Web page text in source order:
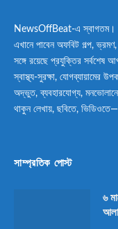
NewsOffBeat-এ স্বাগতম।
এখানে পাবেন অফবিট গল্প, ভ্রমণ,
সঙ্গে রয়েছে প্রযুক্তির সর্বশেষ
স্বাস্থ্য-সুরক্ষা, যোগব্যায়ামের
অদ্ভুত, ব্যবহারযোগ্য,
থাকুন লেখায়, ছবিতে,
সাম্প্রতিক পোস্ট
৬